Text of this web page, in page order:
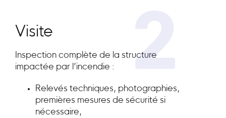
2
Visite
Inspection complète de la structure
impactée par l’incendie :
Relevés techniques, photographies,
premières mesures de sécurité si
nécessaire,